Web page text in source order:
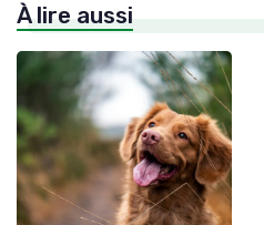
À lire aussi